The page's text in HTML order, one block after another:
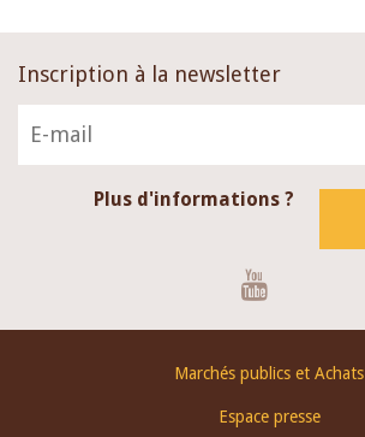
Inscription à la newsletter
Plus d'informations ?
Marchés publics et Achats
Espace presse